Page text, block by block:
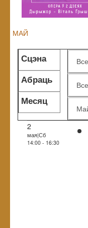
МАЙ
Сцэна
Абраць
жанр
Месяц
2
мая|Сб
14:00 - 16:30